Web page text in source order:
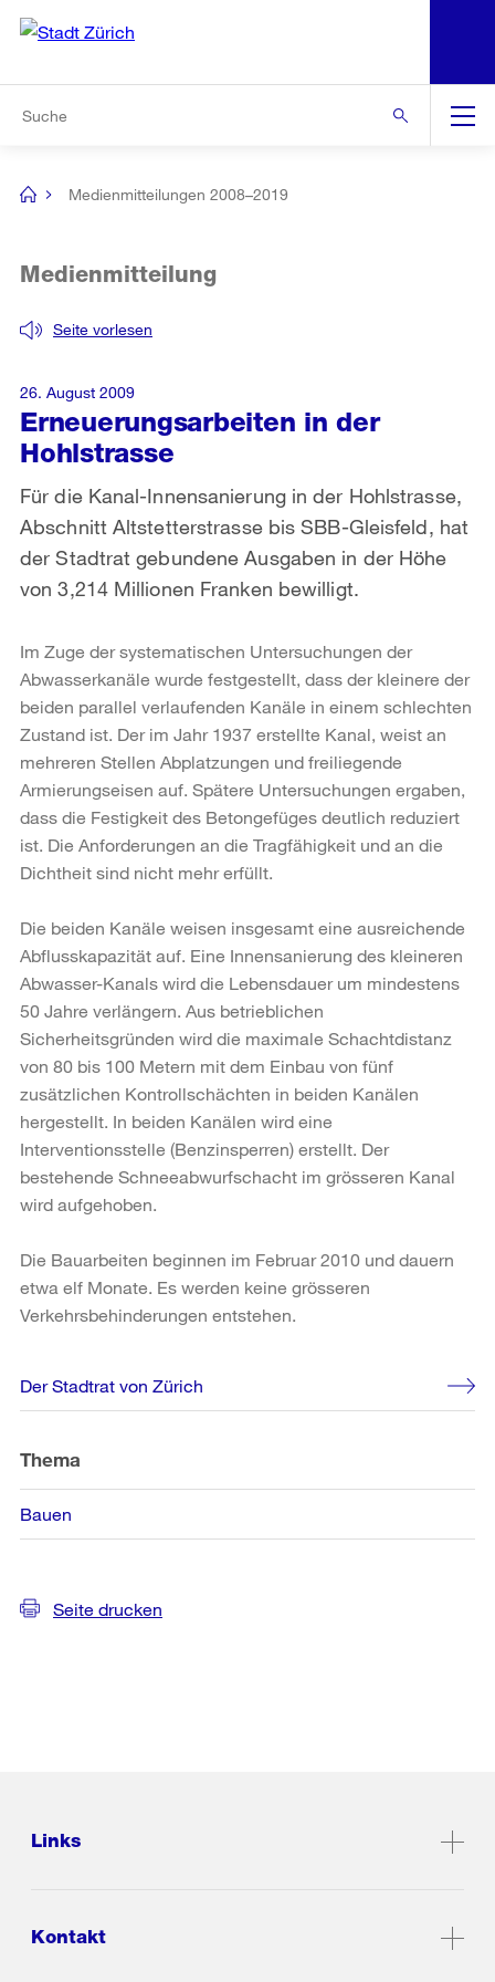
Navigation
[no
Medienmitteilungen 2008–2019
Erneuerungsarbeiten in der
Hohlstrasse
Seite vorlesen
Medienmitteilung
Für die Kanal-Innensanierung in der Hohlstrasse,
Abschnitt Altstetterstrasse bis SBB-Gleisfeld, hat
der Stadtrat gebundene Ausgaben in der Höhe
von 3,214 Millionen Franken bewilligt.
26. August 2009
Im Zuge der systematischen Untersuchungen der
Abwasserkanäle wurde festgestellt, dass der kleinere der
beiden parallel verlaufenden Kanäle in einem schlechten
Zustand ist. Der im Jahr 1937 erstellte Kanal, weist an
mehreren Stellen Abplatzungen und freiliegende
Armierungseisen auf. Spätere Untersuchungen ergaben,
dass die Festigkeit des Betongefüges deutlich reduziert
ist. Die Anforderungen an die Tragfähigkeit und an die
Dichtheit sind nicht mehr erfüllt.
Die beiden Kanäle weisen insgesamt eine ausreichende
Abflusskapazität auf. Eine Innensanierung des kleineren
Abwasser-Kanals wird die Lebensdauer um mindestens
50 Jahre verlängern. Aus betrieblichen
Sicherheitsgründen wird die maximale Schachtdistanz
von 80 bis 100 Metern mit dem Einbau von fünf
zusätzlichen Kontrollschächten in beiden Kanälen
hergestellt. In beiden Kanälen wird eine
Interventionsstelle (Benzinsperren) erstellt. Der
bestehende Schneeabwurfschacht im grösseren Kanal
wird aufgehoben.
Die Bauarbeiten beginnen im Februar 2010 und dauern
etwa elf Monate. Es werden keine grösseren
Verkehrsbehinderungen entstehen.
Weitere
Informationen
Der Stadtrat von Zürich
Thema
Bauen
Seite drucken
Links
Kontakt